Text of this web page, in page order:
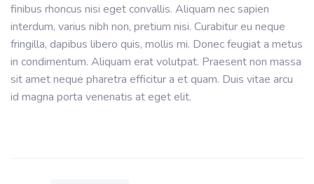
finibus rhoncus nisi eget convallis. Aliquam nec sapien
interdum, varius nibh non, pretium nisi. Curabitur eu neque
fringilla, dapibus libero quis, mollis mi. Donec feugiat a metus
in condimentum. Aliquam erat volutpat. Praesent non massa
sit amet neque pharetra efficitur a et quam. Duis vitae arcu
id magna porta venenatis at eget elit.